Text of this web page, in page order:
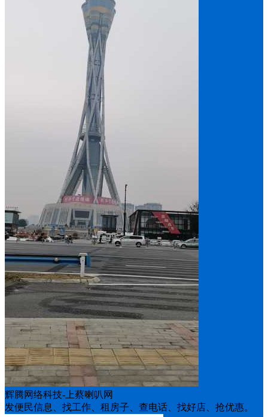
辉腾网络科技-上蔡喇叭网
发便民信息、找工作、租房子、查电话、找好店、抢优惠。